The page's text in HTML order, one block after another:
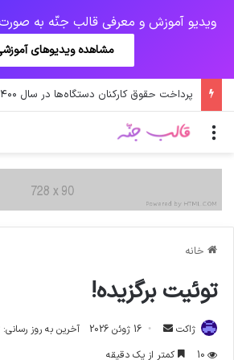
ویدیو آموزش و معرفی قالب جنّه به صورت کامل
مشاهده ویدیوهای
منو
خانه
توئیت برگزیده!
ژاکت
ارسال
ایمیل
16 ژوئن 2026 آخرین به روز رسانی: 16 ژوئن 2026
10
کمتر از یک دقیقه